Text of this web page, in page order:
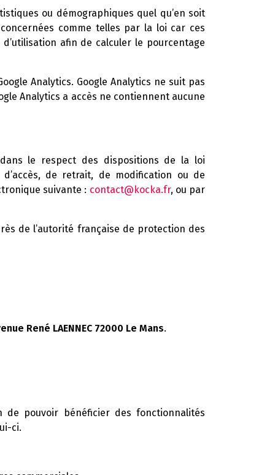
ou démographiques quel qu’en soit
comme telles par la loi car ces
afin de calculer le pourcentage
Analytics. Google Analytics ne suit pas
Analytics a accès ne contiennent aucune
le respect des dispositions de la loi
de retrait, de modification ou de
suivante : contact@kocka.fr, ou par
de l’autorité française de protection des
René LAENNEC 72000 Le Mans.
pouvoir bénéficier des fonctionnalités
ci.